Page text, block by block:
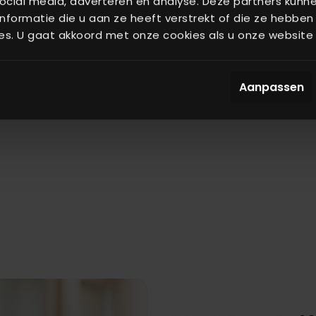
die u aan ze heeft verstrekt of die ze hebben
U gaat akkoord met onze cookies als u onze
Aanpassen
rondom
pubquiz of het